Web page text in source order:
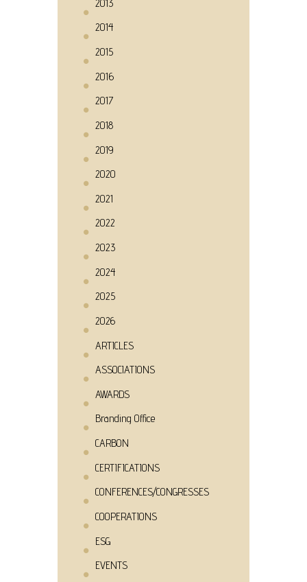
2013
2014
2015
2016
2017
2018
2019
2020
2021
2022
2023
2024
2025
2026
ARTICLES
ASSOCIATIONS
AWARDS
Branding Office
CARBON
CERTIFICATIONS
CONFERENCES/CONGRESSES
COOPERATIONS
ESG
EVENTS